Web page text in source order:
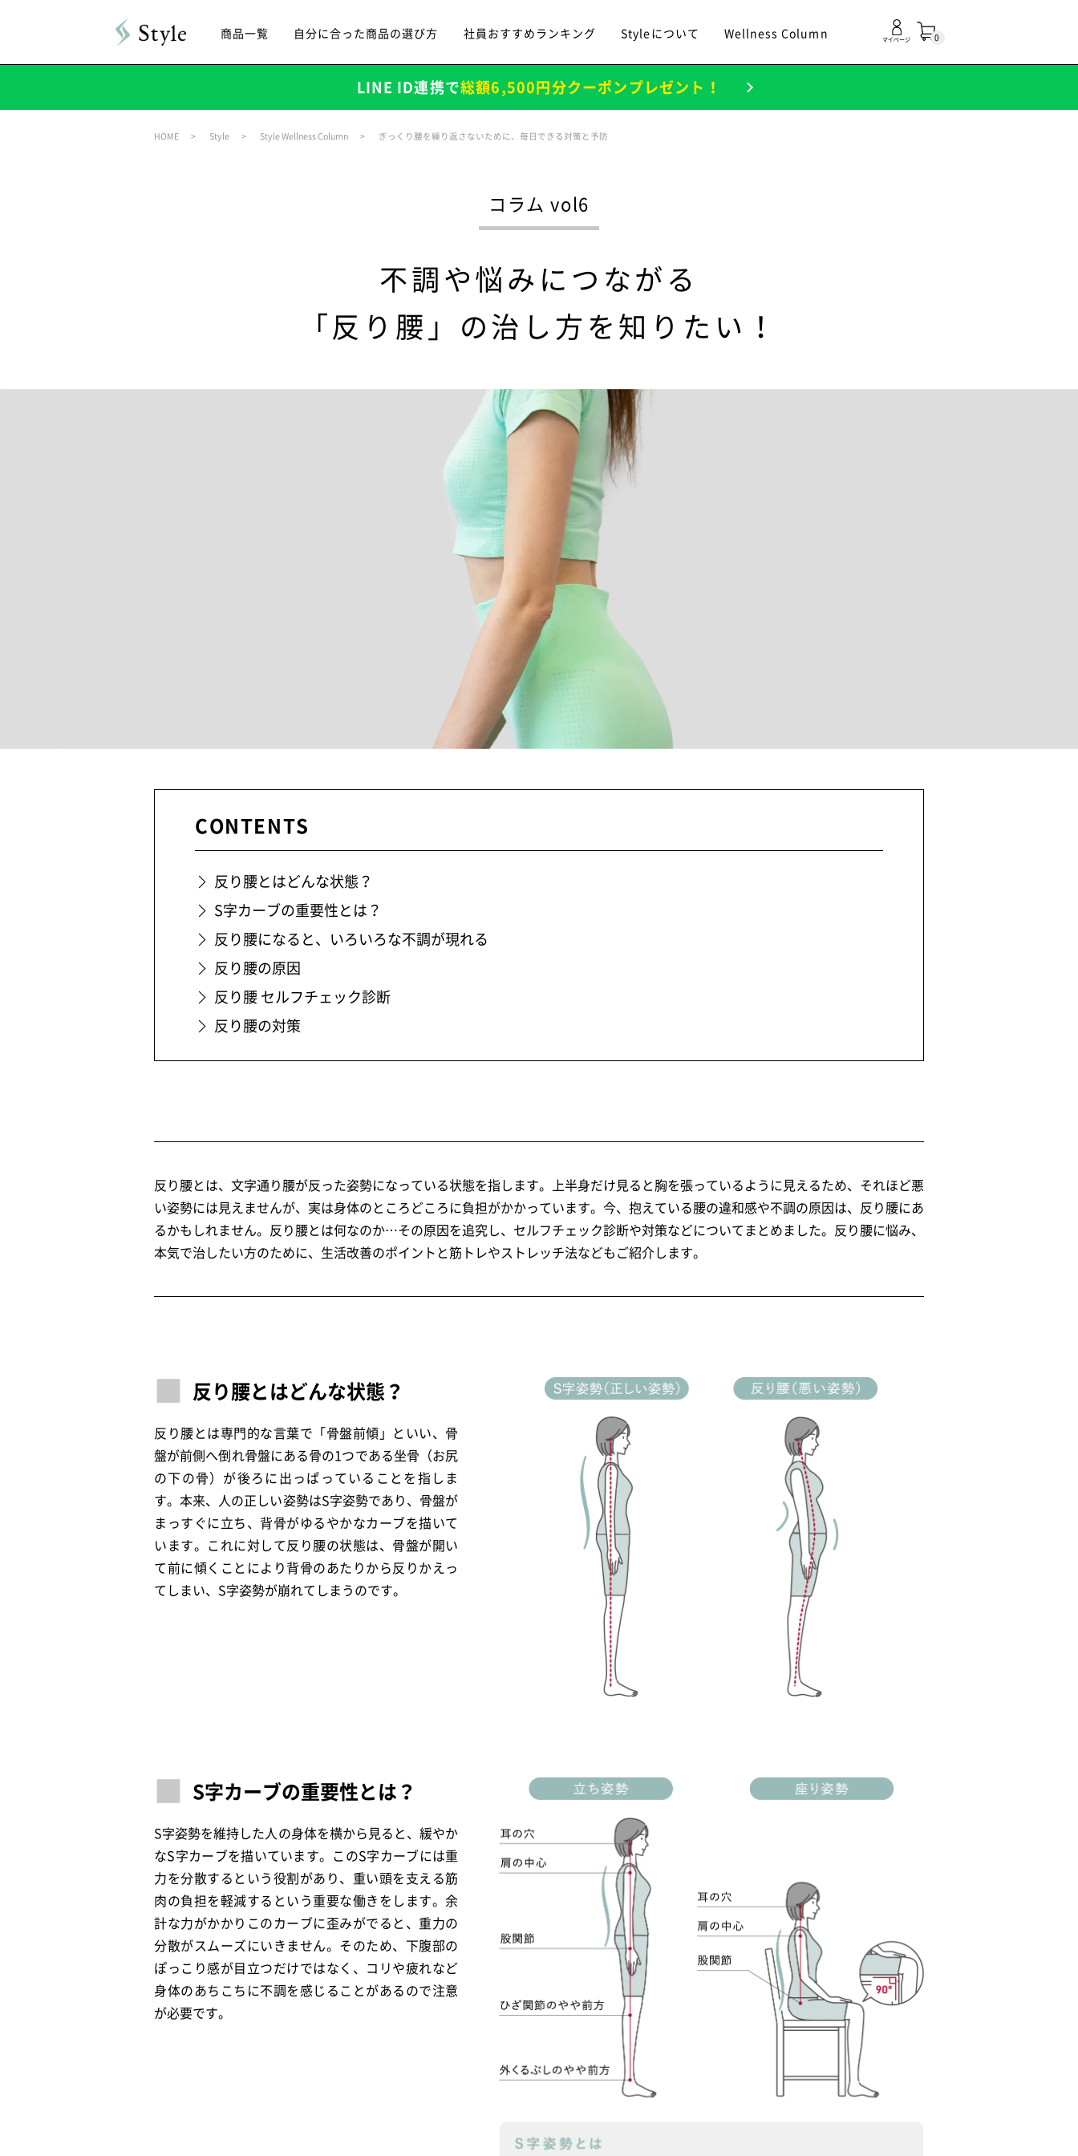
商品一覧 自分に合った商品の選び方 社員おすすめランキング Styleについて Wellness Column 0
マイページ
LINE ID連携で総額6,500円分クーポンプレゼント！
HOME Style Style Wellness Column ぎっくり腰を繰り返さないために、毎日できる対策と予防
コラム vol6
不調や悩みにつながる
「反り腰」の治し方を知りたい！
CONTENTS
反り腰とはどんな状態？
S字カーブの重要性とは？
反り腰になると、いろいろな不調が現れる
反り腰の原因
反り腰 セルフチェック診断
反り腰の対策
反り腰とは、文字通り腰が反った姿勢になっている状態を指します。上半身だけ見ると胸を張っているように見えるため、それほど悪
い姿勢には見えませんが、実は身体のところどころに負担がかかっています。今、抱えている腰の違和感や不調の原因は、反り腰にあ
るかもしれません。反り腰とは何なのか…その原因を追究し、セルフチェック診断や対策などについてまとめました。反り腰に悩み、
本気で治したい方のために、生活改善のポイントと筋トレやストレッチ法などもご紹介します。
反り腰とはどんな状態？
反り腰とは専門的な言葉で「骨盤前傾」といい、骨
盤が前側へ倒れ骨盤にある骨の1つである坐骨（お尻
の下の骨）が後ろに出っぱっていることを指しま
す。本来、人の正しい姿勢はS字姿勢であり、骨盤が
まっすぐに立ち、背骨がゆるやかなカーブを描いて
います。これに対して反り腰の状態は、骨盤が開い
て前に傾くことにより背骨のあたりから反りかえっ
てしまい、S字姿勢が崩れてしまうのです。
S字カーブの重要性とは？
S字姿勢を維持した人の身体を横から見ると、緩やか
なS字カーブを描いています。このS字カーブには重
力を分散するという役割があり、重い頭を支える筋
肉の負担を軽減するという重要な働きをします。余
計な力がかかりこのカーブに歪みがでると、重力の
分散がスムーズにいきません。そのため、下腹部の
ぽっこり感が目立つだけではなく、コリや疲れなど
身体のあちこちに不調を感じることがあるので注意
が必要です。